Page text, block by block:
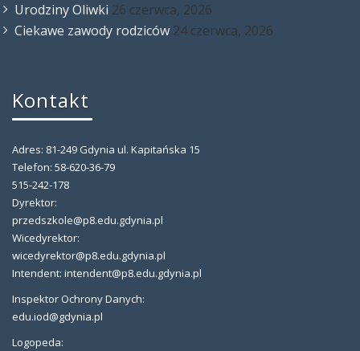
Urodziny Oliwki 26 czerwca, 2026
Ciekawe zawody rodziców 24 czerwca, 2026
Kontakt
Adres: 81-249 Gdynia ul. Kapitańska 15
Telefon: 58-620-36-79
515-242-178
Dyrektor:
przedszkole@p8.edu.gdynia.pl
Wicedyrektor:
wicedyrektor@p8.edu.gdynia.pl
Intendent: intendent@p8.edu.gdynia.pl
Inspektor Ochrony Danych:
edu.iod@gdynia.pl
Logopeda: